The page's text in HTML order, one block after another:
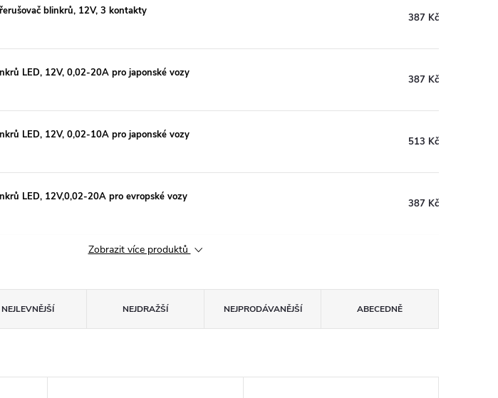
blinkrů, 12V, 3 kontakty
387 Kč
LED, 12V, 0,02-20A pro japonské vozy
387 Kč
LED, 12V, 0,02-10A pro japonské vozy
513 Kč
LED, 12V,0,02-20A pro evropské vozy
387 Kč
Zobrazit více produktů
NEJLEVNĚJŠÍ NEJDRAŽŠÍ NEJPRODÁVANĚJŠÍ ABECEDNĚ